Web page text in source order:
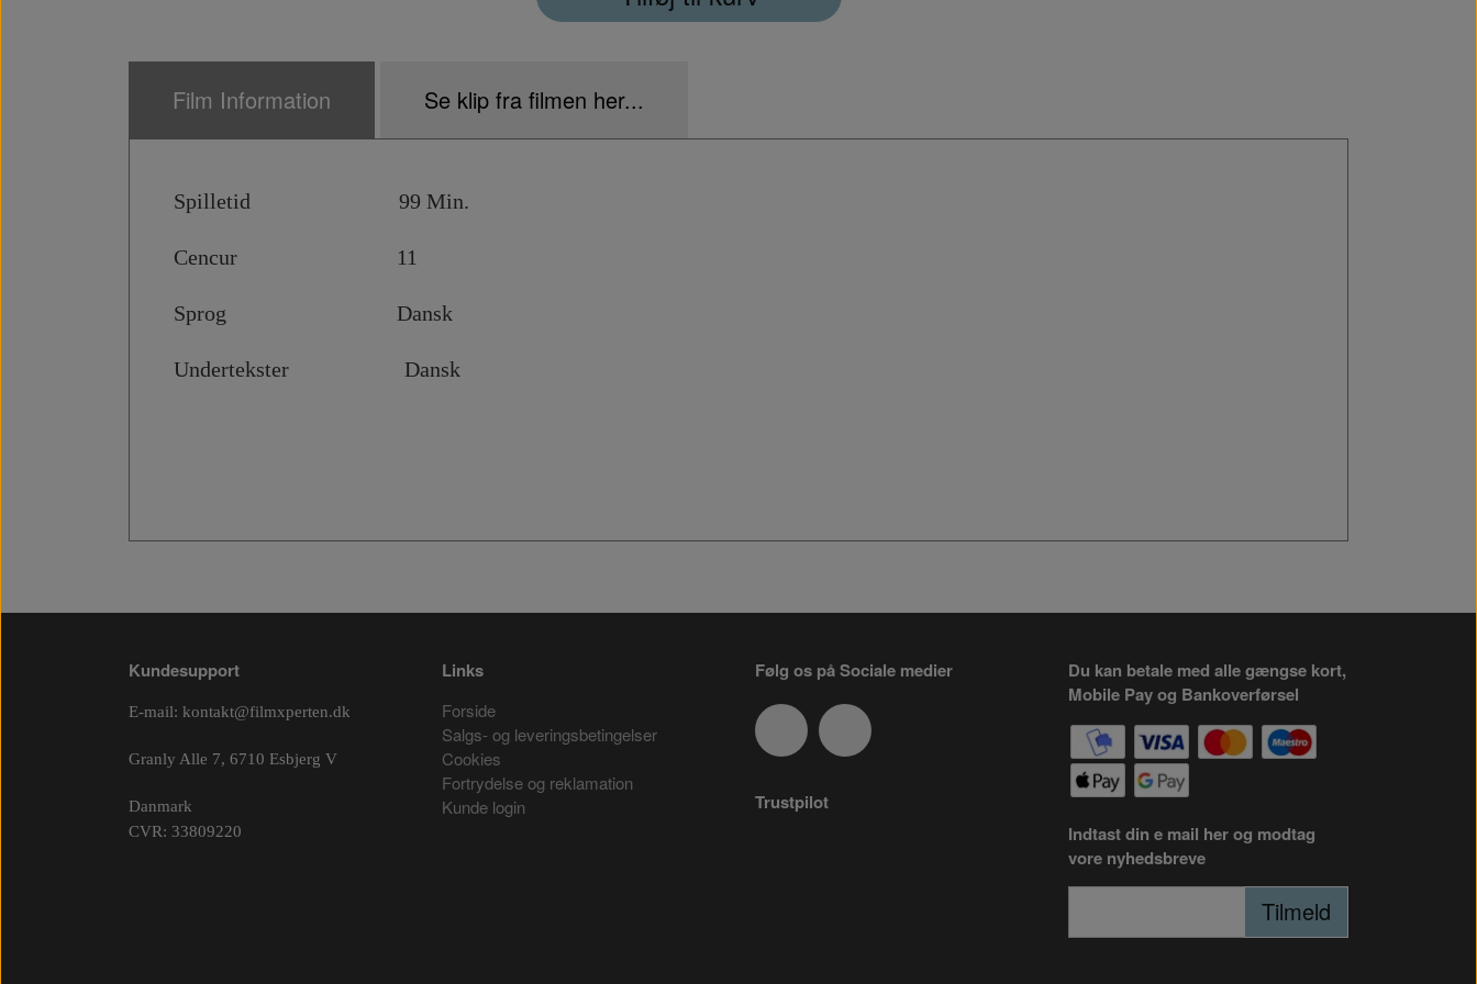
Film Information Se klip fra filmen her...
Spilletid 99 Min.
Cencur 11
Sprog Dansk
Undertekster Dansk
Kundesupport
E-mail: kontakt@filmxperten.dk
Granly Alle 7, 6710 Esbjerg V
Danmark
CVR: 33809220
Links
Forside
Salgs- og leveringsbetingelser
Cookies
Fortrydelse og reklamation
Kunde login
Følg os på Sociale medier
Trustpilot
Du kan betale med alle gængse kort,
Mobile Pay og Bankoverførsel
Indtast din e mail her og modtag
vore nyhedsbreve
Tilmeld